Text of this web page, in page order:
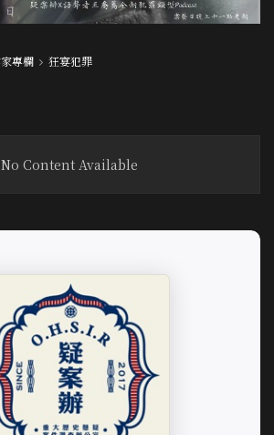
專欄 狂宴犯罪
No Content Available